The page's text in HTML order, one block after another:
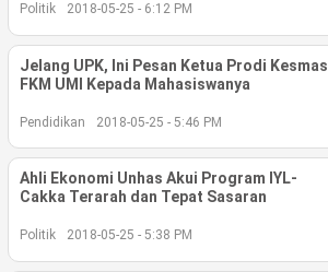
Politik 2018-05-25 - 6:12 PM
Jelang UPK, Ini Pesan Ketua Prodi Kesmas
FKM UMI Kepada Mahasiswanya
Pendidikan 2018-05-25 - 5:46 PM
Ahli Ekonomi Unhas Akui Program IYL-
Cakka Terarah dan Tepat Sasaran
Politik 2018-05-25 - 5:38 PM